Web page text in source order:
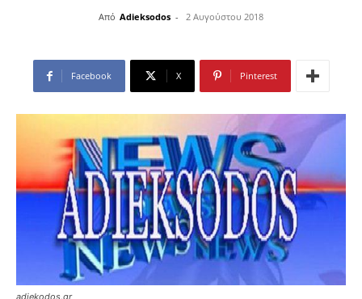
Από Adieksodos - 2 Αυγούστου 2018
Facebook X Pinterest